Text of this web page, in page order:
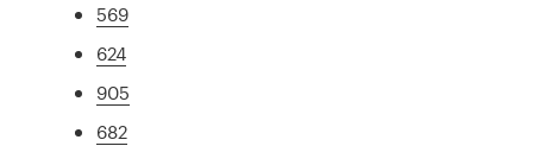
569
624
905
682